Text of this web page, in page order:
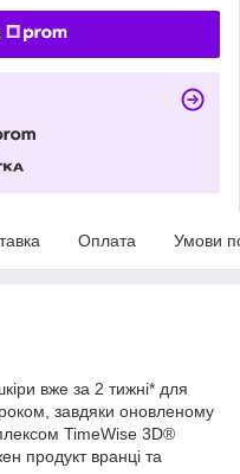
Оплата Умови
вже за 2 тижні* для
завдяки оновленому
TimeWise 3D®
продукт вранці та